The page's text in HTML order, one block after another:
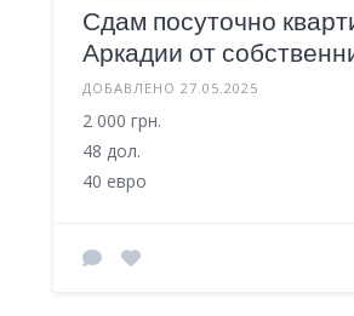
Сдам посуточно
Аркадии от
ДОБАВЛЕНО 27.05.2025
2 000 грн.
48 дол.
40 евро